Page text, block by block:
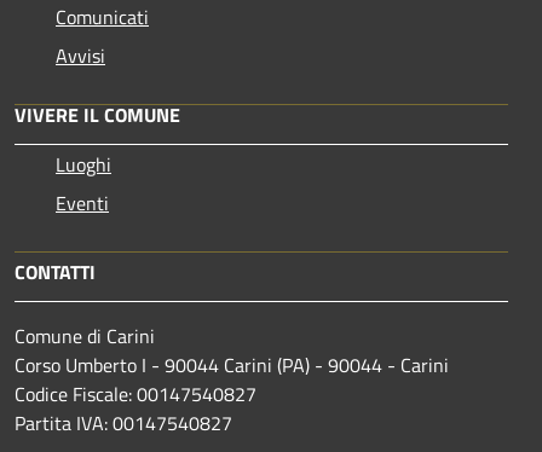
Comunicati
Avvisi
VIVERE IL COMUNE
Luoghi
Eventi
CONTATTI
Comune di Carini
Corso Umberto I - 90044 Carini (PA) - 90044 - Carini
Codice Fiscale: 00147540827
Partita IVA: 00147540827